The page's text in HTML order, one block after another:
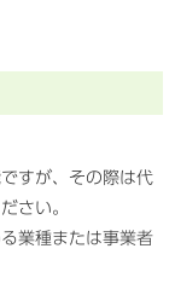
すが、その際は代
さい。
業種または事業者